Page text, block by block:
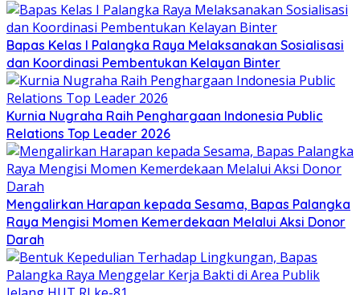
Bapas Kelas I Palangka Raya Melaksanakan Sosialisasi
dan Koordinasi Pembentukan Kelayan Binter
Kurnia Nugraha Raih Penghargaan Indonesia Public
Relations Top Leader 2026
Mengalirkan Harapan kepada Sesama, Bapas Palangka
Raya Mengisi Momen Kemerdekaan Melalui Aksi Donor
Darah